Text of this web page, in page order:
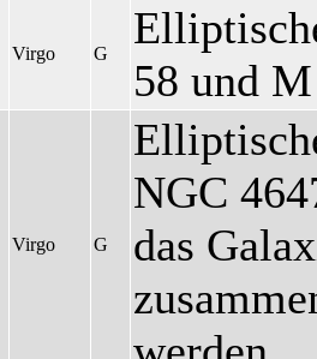
Virgo G
58 und
Virgo G
NGC
das